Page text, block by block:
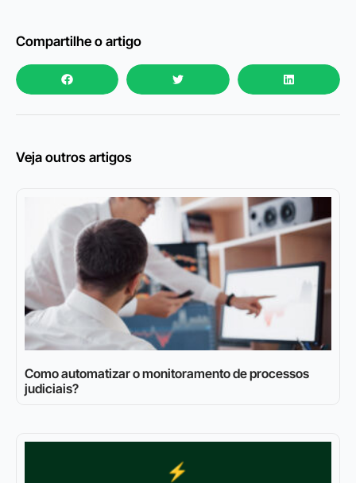
Compartilhe o artigo
Veja outros artigos
Como automatizar o monitoramento de processos
judiciais?